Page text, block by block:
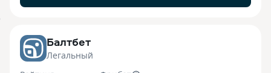
Балтбет
Легальный